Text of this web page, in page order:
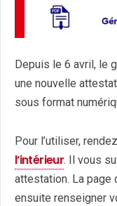
Depuis le 6 avril, le
une nouvelle
sous format
Pour l’utiliser,
l’intérieur. Il vous
attestation. La page
ensuite renseigner